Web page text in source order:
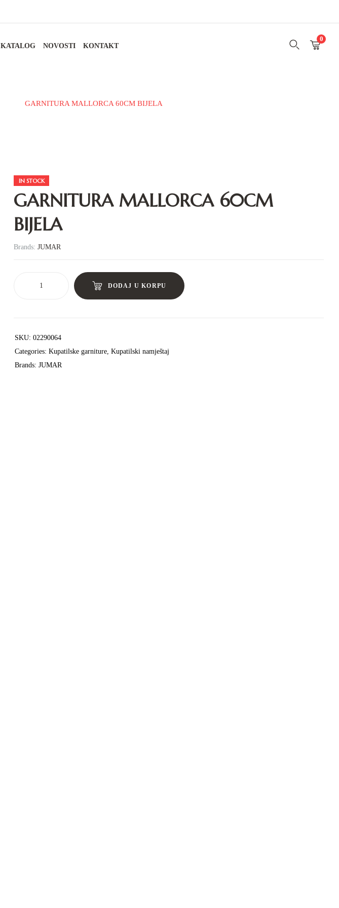
KATALOG NOVOSTI KONTAKT
0
GARNITURA MALLORCA 60CM BIJELA
IN STOCK
GARNITURA MALLORCA 60CM
BIJELA
Brands: JUMAR
DODAJ U KORPU
SKU: 02290064
Categories: Kupatilske garniture, Kupatilski namještaj
Brands: JUMAR